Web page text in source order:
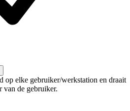
op elke gebruiker/werkstation en draait
van de gebruiker.